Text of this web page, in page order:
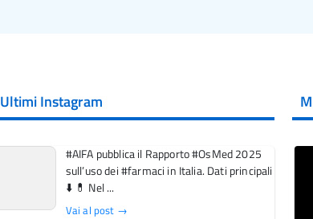
Ultimi Instagram
#AIFA pubblica il Rapporto #OsMed 2025
sull’uso dei #farmaci in Italia. Dati principali
⬇️ 💊 Nel ...
Vai al post →